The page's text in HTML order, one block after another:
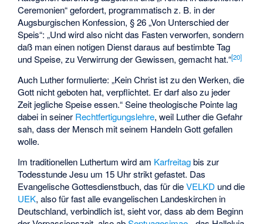
Ceremonien“ gefordert, programmatisch z. B. in der
Augsburgischen Konfession, § 26 „Von Unterschied der
Speis“: „Und wird also nicht das Fasten verworfen, sondern
daß man einen notigen Dienst daraus auf bestimbte Tag
und Speise, zu Verwirrung der Gewissen, gemacht hat.“[20]
Auch Luther formulierte: „Kein Christ ist zu den Werken, die
Gott nicht geboten hat, verpflichtet. Er darf also zu jeder
Zeit jegliche Speise essen.“ Seine theologische Pointe lag
dabei in seiner Rechtfertigungslehre, weil Luther die Gefahr
sah, dass der Mensch mit seinem Handeln Gott gefallen
wolle.
Im traditionellen Luthertum wird am Karfreitagbis zur
Todesstunde Jesu um 15 Uhr strikt gefastet. Das
Evangelische Gottesdienstbuch, das für dieVELKD und die
UEK, also für fast alle evangelischen Landeskirchen in
Deutschland, verbindlich ist, sieht vor, dass ab dem Beginn